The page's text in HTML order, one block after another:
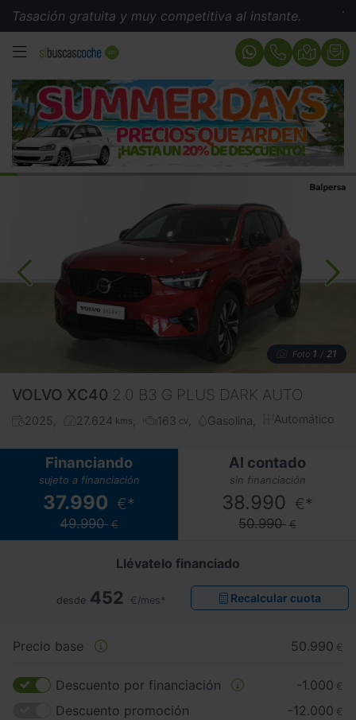
gratuita y muy competitiva al instante.
MENÚ
Foto 1 / 21
VOLVO XC40 2.0 B3 G PLUS DARK AUTO
2025 27.624 kms 163 cv Gasolina Automático
Financiando
sujeto a financiación
37.990 €*
49.990 €
Al contado
sin financiación
38.990 €*
50.990 €
Llévatelo financiado
desde 452 €/mes* Recalcular cuota
Precio base 50.990 €
Descuento por financiación -1.000 €
Descuento promoción -12.000 €